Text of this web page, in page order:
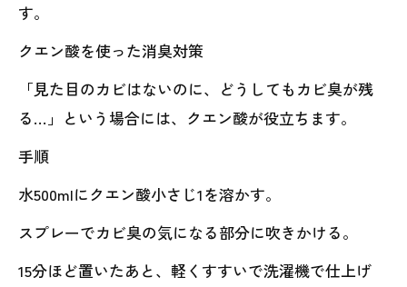
す。
クエン酸を使った消臭対策
「見た目のカビはないのに、どうしてもカビ臭が残
る…」という場合には、クエン酸が役立ちます。
手順
水500mlにクエン酸小さじ1を溶かす。
スプレーでカビ臭の気になる部分に吹きかける。
15分ほど置いたあと、軽くすすいで洗濯機で仕上げ